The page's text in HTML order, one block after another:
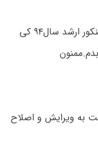
با سلام زمان ویرایش اطلاعات ثبت نامی کنکور ارشد سال۹۴ کی
به ویرایش و اصلاح